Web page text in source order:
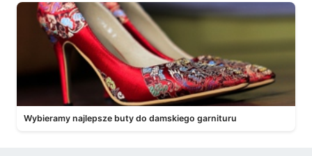
Wybieramy najlepsze buty do damskiego garnituru